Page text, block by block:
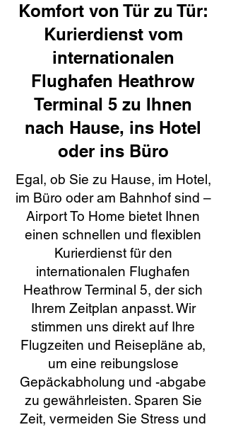
Komfort von Tür zu Tür:
Kurierdienst vom
internationalen
Flughafen Heathrow
Terminal 5 zu Ihnen
nach Hause, ins Hotel
oder ins Büro
Egal, ob Sie zu Hause, im Hotel,
im Büro oder am Bahnhof sind –
Airport To Home bietet Ihnen
einen schnellen und flexiblen
Kurierdienst für den
internationalen Flughafen
Heathrow Terminal 5, der sich
Ihrem Zeitplan anpasst. Wir
stimmen uns direkt auf Ihre
Flugzeiten und Reisepläne ab,
um eine reibungslose
Gepäckabholung und -abgabe
zu gewährleisten. Sparen Sie
Zeit, vermeiden Sie Stress und